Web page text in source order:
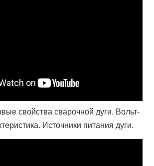
свойства сварочной дуги. Вольт-
Источники питания дуги.